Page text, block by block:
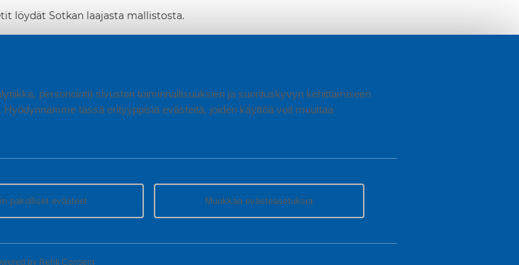
personointi) sivuston toiminnallisuuksien ja suorituskyvyn kehittämiseen
tässä erityyppisiä evästeitä, joiden käyttöä voit muuttaa
pakolliset evästeet Muokkaa evästeasetuksia
by Rehti Consent
löydät Sotkan laajasta mallistosta.